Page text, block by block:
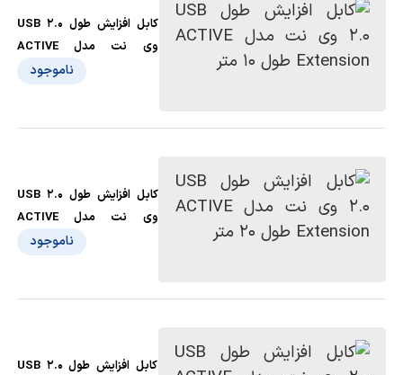
کابل افزایش طول USB 2.0
وی نت مدل ACTIVE
ناموجود
کابل افزایش طول USB 2.0
وی نت مدل ACTIVE
ناموجود
کابل افزایش طول USB 2.0